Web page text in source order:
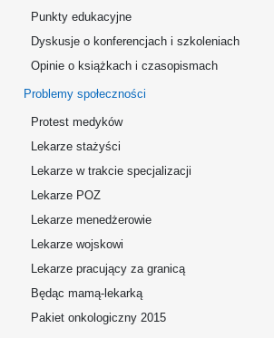
Punkty edukacyjne
Dyskusje o konferencjach i szkoleniach
Opinie o książkach i czasopismach
Problemy społeczności
Protest medyków
Lekarze stażyści
Lekarze w trakcie specjalizacji
Lekarze POZ
Lekarze menedżerowie
Lekarze wojskowi
Lekarze pracujący za granicą
Będąc mamą-lekarką
Pakiet onkologiczny 2015